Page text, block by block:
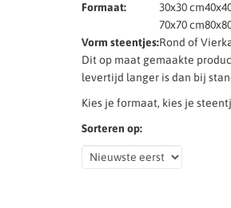
Formaat: 30x30 cm
70x70 cm
Vorm steentjes:Rond of
Dit op maat gemaakte
levertijd langer is dan bij
Kies je formaat, kies je
Sorteren op: